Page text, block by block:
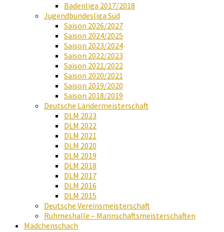
Badenliga 2017/2018
Jugendbundesliga Süd
Saison 2026/2027
Saison 2024/2025
Saison 2023/2024
Saison 2022/2023
Saison 2021/2022
Saison 2020/2021
Saison 2019/2020
Saison 2018/2019
Deutsche Ländermeisterschaft
DLM 2023
DLM 2022
DLM 2021
DLM 2020
DLM 2019
DLM 2018
DLM 2017
DLM 2016
DLM 2015
Deutsche Vereinsmeisterschaft
Ruhmeshalle – Mannschaftsmeisterschaften
Mädchenschach